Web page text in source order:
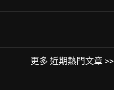
更多 近期熱門文章 >>